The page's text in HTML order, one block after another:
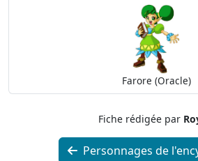
Farore (Oracle)
Fiche rédigée par
Personnages de